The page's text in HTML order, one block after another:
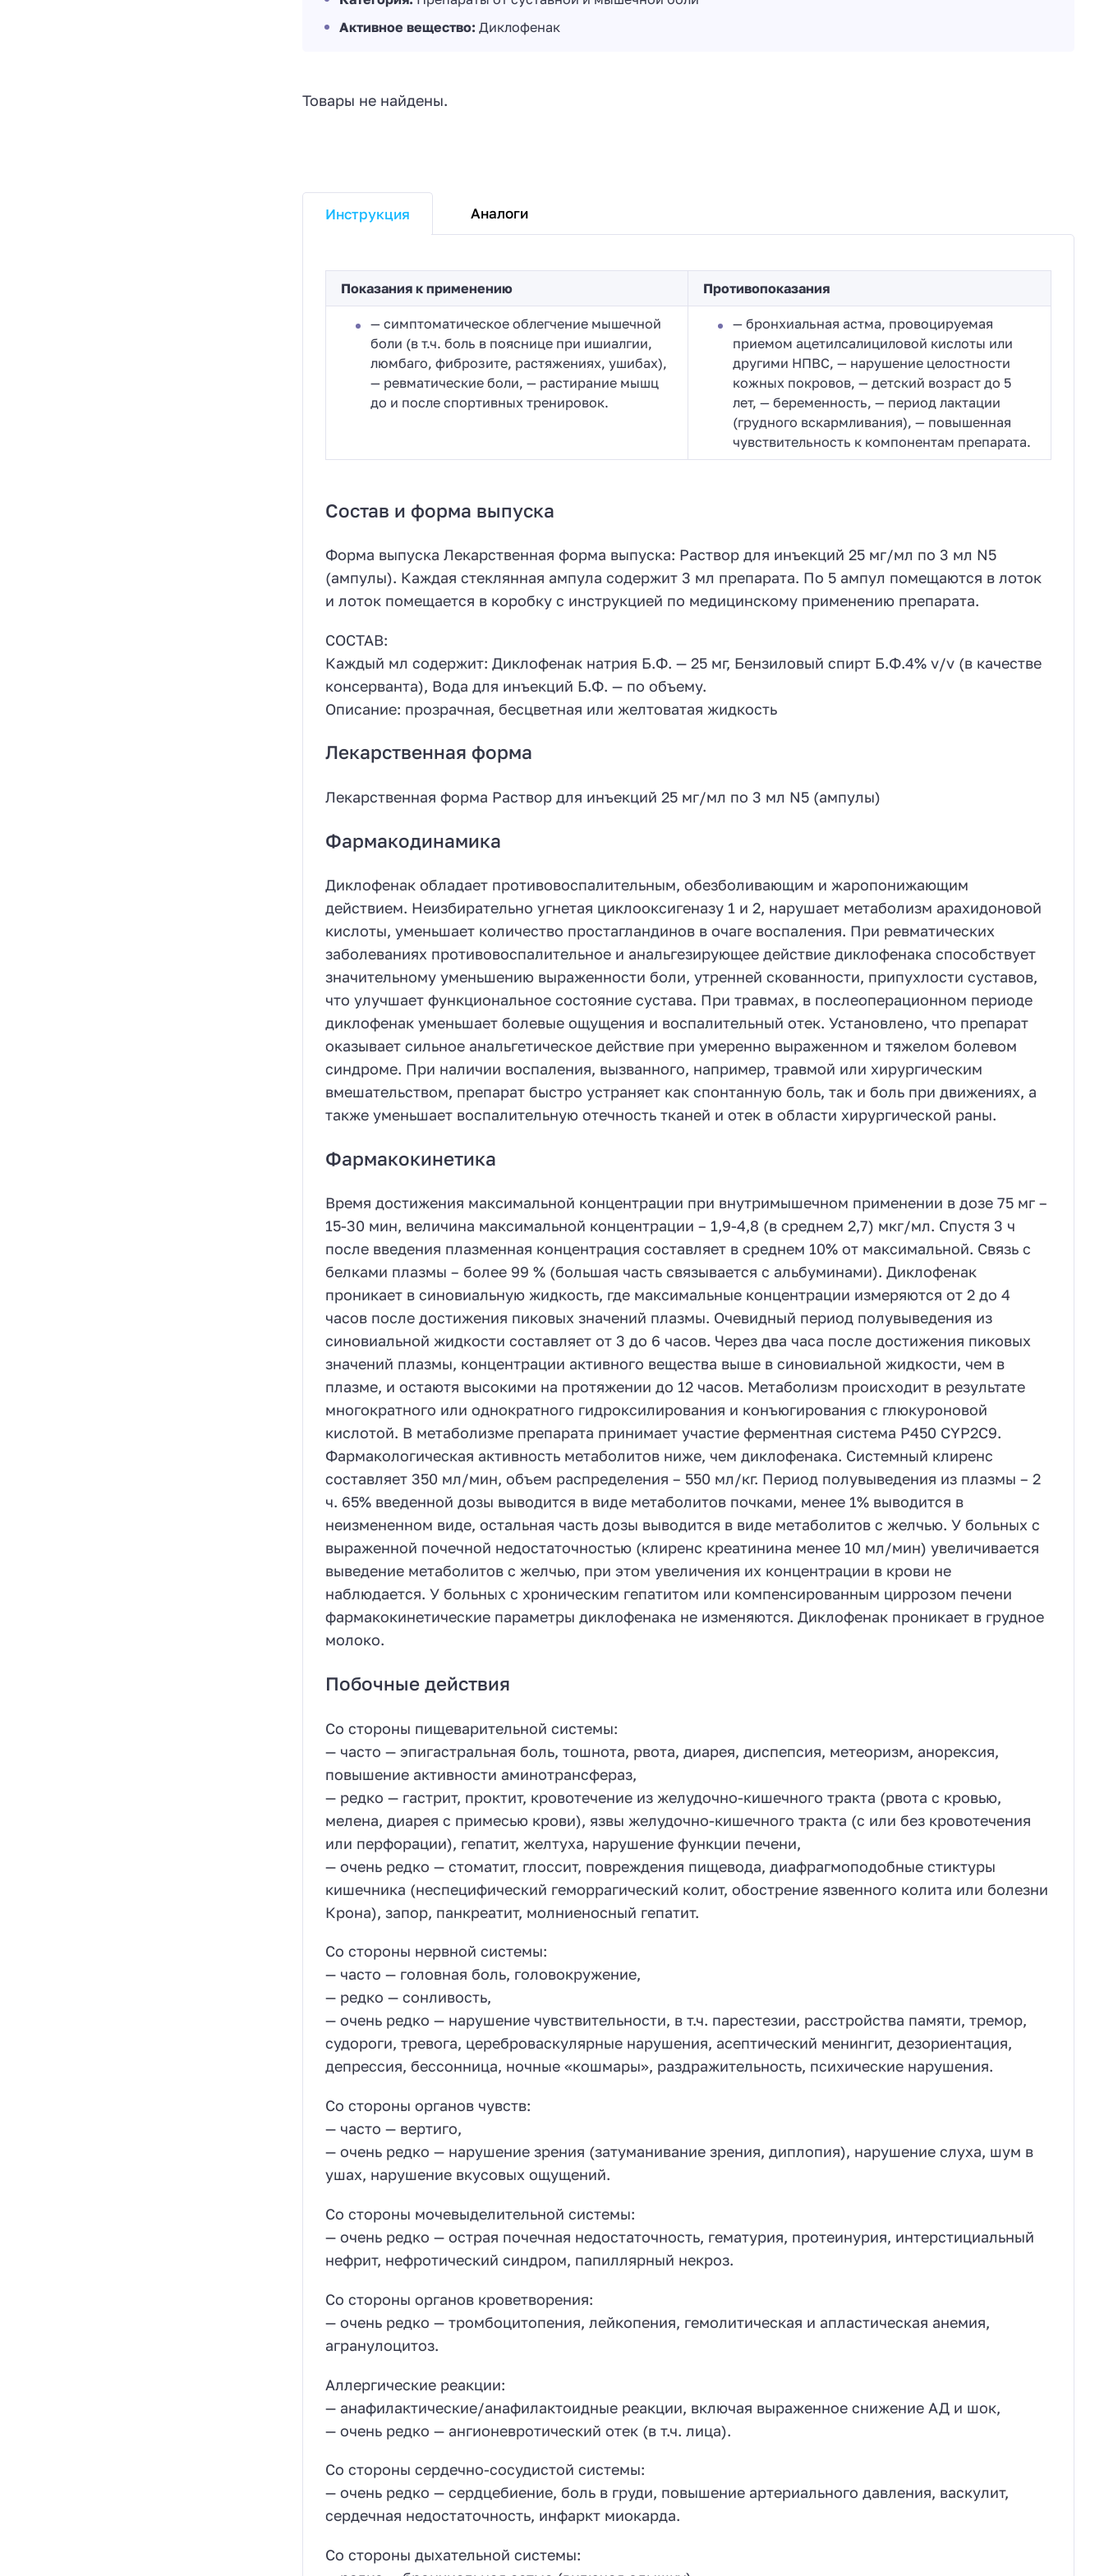
Активное вещество: Диклофенак
Товары не найдены.
Инструкция Аналоги
Показания к применению Противопоказания
— симптоматическое облегчение мышечной
боли (в т.ч. боль в пояснице при ишиалгии,
люмбаго, фиброзите, растяжениях, ушибах),
— ревматические боли, — растирание мышц
до и после спортивных тренировок.
— бронхиальная астма, провоцируемая
приемом ацетилсалициловой кислоты или
другими НПВС, — нарушение целостности
кожных покровов, — детский возраст до 5
лет, — беременность, — период лактации
(грудного вскармливания), — повышенная
чувствительность к компонентам препарата.
Состав и форма выпуска
Форма выпуска Лекарственная форма выпуска: Раствор для инъекций 25 мг/мл по 3 мл N5
(ампулы). Каждая стеклянная ампула содержит 3 мл препарата. По 5 ампул помещаются в лоток
и лоток помещается в коробку с инструкцией по медицинскому применению препарата.
СОСТАВ:
Каждый мл содержит: Диклофенак натрия Б.Ф. — 25 мг, Бензиловый спирт Б.Ф.4% v/v (в качестве
консерванта), Вода для инъекций Б.Ф. — по объему.
Описание: прозрачная, бесцветная или желтоватая жидкость
Лекарственная форма
Лекарственная форма Раствор для инъекций 25 мг/мл по 3 мл N5 (ампулы)
Фармакодинамика
Диклофенак обладает противовоспалительным, обезболивающим и жаропонижающим
действием. Неизбирательно угнетая циклооксигеназу 1 и 2, нарушает метаболизм арахидоновой
кислоты, уменьшает количество простагландинов в очаге воспаления. При ревматических
заболеваниях противовоспалительное и анальгезирующее действие диклофенака способствует
значительному уменьшению выраженности боли, утренней скованности, припухлости суставов,
что улучшает функциональное состояние сустава. При травмах, в послеоперационном периоде
диклофенак уменьшает болевые ощущения и воспалительный отек. Установлено, что препарат
оказывает сильное анальгетическое действие при умеренно выраженном и тяжелом болевом
синдроме. При наличии воспаления, вызванного, например, травмой или хирургическим
вмешательством, препарат быстро устраняет как спонтанную боль, так и боль при движениях, а
также уменьшает воспалительную отечность тканей и отек в области хирургической раны.
Фармакокинетика
Время достижения максимальной концентрации при внутримышечном применении в дозе 75 мг –
15-30 мин, величина максимальной концентрации – 1,9-4,8 (в среднем 2,7) мкг/мл. Спустя 3 ч
после введения плазменная концентрация составляет в среднем 10% от максимальной. Связь с
белками плазмы – более 99 % (большая часть связывается с альбуминами). Диклофенак
проникает в синовиальную жидкость, где максимальные концентрации измеряются от 2 до 4
часов после достижения пиковых значений плазмы. Очевидный период полувыведения из
синовиальной жидкости составляет от 3 до 6 часов. Через два часа после достижения пиковых
значений плазмы, концентрации активного вещества выше в синовиальной жидкости, чем в
плазме, и остаютя высокими на протяжении до 12 часов. Метаболизм происходит в результате
многократного или однократного гидроксилирования и конъюгирования с глюкуроновой
кислотой. В метаболизме препарата принимает участие ферментная система Р450 СYР2С9.
Фармакологическая активность метаболитов ниже, чем диклофенака. Системный клиренс
составляет 350 мл/мин, объем распределения – 550 мл/кг. Период полувыведения из плазмы – 2
ч. 65% введенной дозы выводится в виде метаболитов почками, менее 1% выводится в
неизмененном виде, остальная часть дозы выводится в виде метаболитов с желчью. У больных с
выраженной почечной недостаточностью (клиренс креатинина менее 10 мл/мин) увеличивается
выведение метаболитов с желчью, при этом увеличения их концентрации в крови не
наблюдается. У больных с хроническим гепатитом или компенсированным циррозом печени
фармакокинетические параметры диклофенака не изменяются. Диклофенак проникает в грудное
молоко.
Побочные действия
Со стороны пищеварительной системы:
— часто — эпигастральная боль, тошнота, рвота, диарея, диспепсия, метеоризм, анорексия,
повышение активности аминотрансфераз,
— редко — гастрит, проктит, кровотечение из желудочно-кишечного тракта (рвота с кровью,
мелена, диарея с примесью крови), язвы желудочно-кишечного тракта (с или без кровотечения
или перфорации), гепатит, желтуха, нарушение функции печени,
— очень редко — стоматит, глоссит, повреждения пищевода, диафрагмоподобные стиктуры
кишечника (неспецифический геморрагический колит, обострение язвенного колита или болезни
Крона), запор, панкреатит, молниеносный гепатит.
Со стороны нервной системы:
— часто — головная боль, головокружение,
— редко — сонливость,
— очень редко — нарушение чувствительности, в т.ч. парестезии, расстройства памяти, тремор,
судороги, тревога, цереброваскулярные нарушения, асептический менингит, дезориентация,
депрессия, бессонница, ночные «кошмары», раздражительность, психические нарушения.
Со стороны органов чувств:
— часто — вертиго,
— очень редко — нарушение зрения (затуманивание зрения, диплопия), нарушение слуха, шум в
ушах, нарушение вкусовых ощущений.
Со стороны мочевыделительной системы:
— очень редко — острая почечная недостаточность, гематурия, протеинурия, интерстициальный
нефрит, нефротический синдром, папиллярный некроз.
Со стороны органов кроветворения:
— очень редко — тромбоцитопения, лейкопения, гемолитическая и апластическая анемия,
агранулоцитоз.
Аллергические реакции:
— анафилактические/анафилактоидные реакции, включая выраженное снижение АД и шок,
— очень редко — ангионевротический отек (в т.ч. лица).
Со стороны сердечно-сосудистой системы:
— очень редко — сердцебиение, боль в груди, повышение артериального давления, васкулит,
сердечная недостаточность, инфаркт миокарда.
Со стороны дыхательной системы: